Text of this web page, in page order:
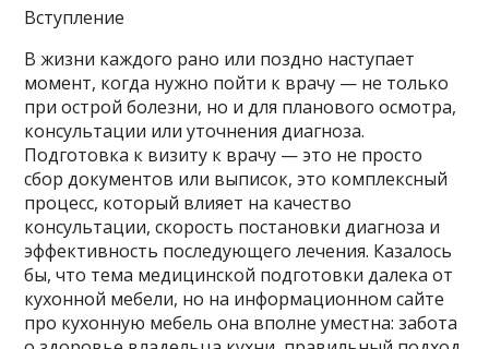
Вступление
В жизни каждого рано или поздно наступает
момент, когда нужно пойти к врачу — не только
при острой болезни, но и для планового осмотра,
консультации или уточнения диагноза.
Подготовка к визиту к врачу — это не просто
сбор документов или выписок, это комплексный
процесс, который влияет на качество
консультации, скорость постановки диагноза и
эффективность последующего лечения. Казалось
бы, что тема медицинской подготовки далека от
кухонной мебели, но на информационном сайте
про кухонную мебель она вполне уместна: забота